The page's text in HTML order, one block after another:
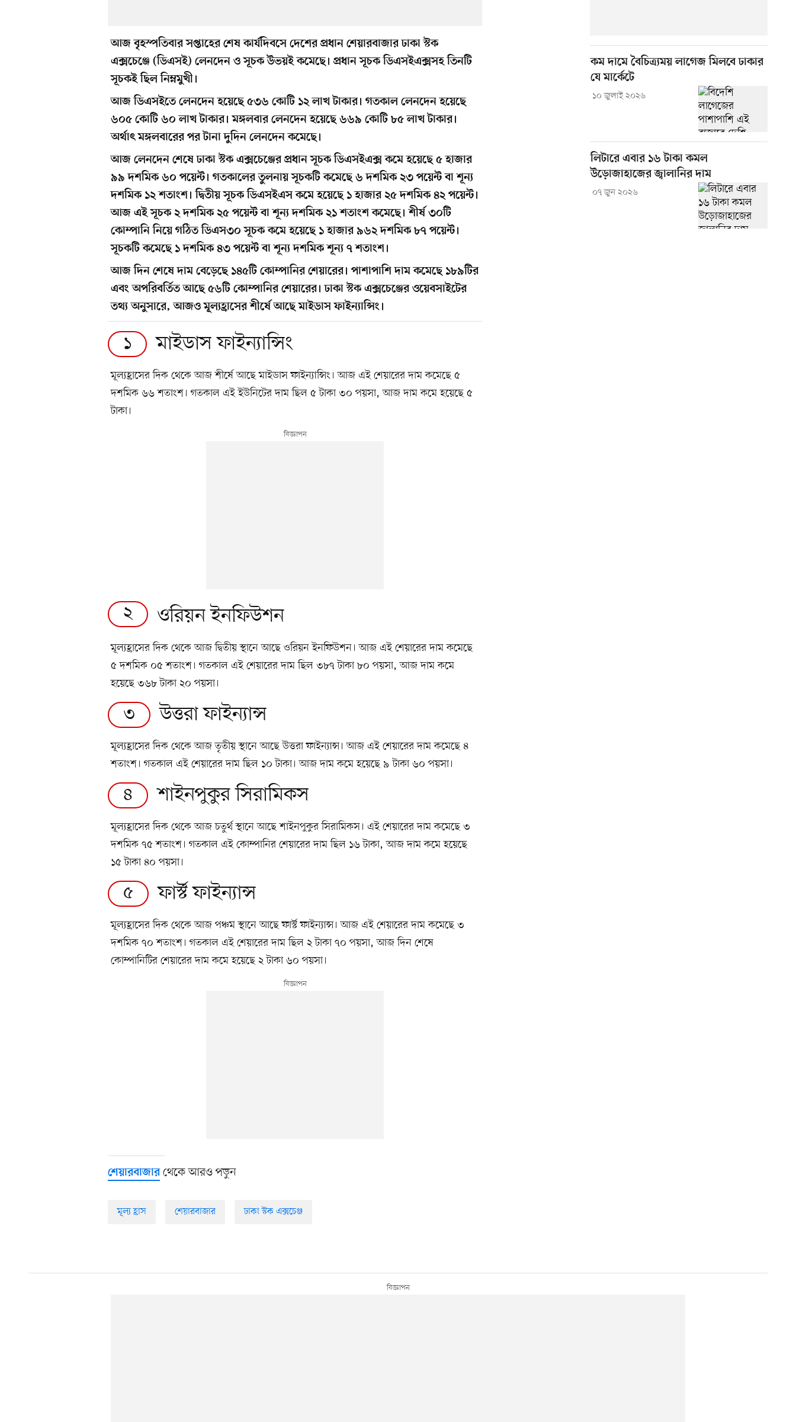
আজ বৃহস্পতিবার সপ্তাহের শেষ কার্যদিবসে দেশের প্রধান শেয়ারবাজার ঢাকা স্টক
এক্সচেঞ্জে (ডিএসই) লেনদেন ও সূচক উভয়ই কমেছে। প্রধান সূচক ডিএসইএক্সসহ তিনটি
সূচকই ছিল নিম্নমুখী।
আজ ডিএসইতে লেনদেন হয়েছে ৫৩৬ কোটি ১২ লাখ টাকার। গতকাল লেনদেন হয়েছে
৬০৫ কোটি ৬০ লাখ টাকার। মঙ্গলবার লেনদেন হয়েছে ৬৬৯ কোটি ৮৫ লাখ টাকার।
অর্থাৎ মঙ্গলবারের পর টানা দুদিন লেনদেন কমেছে।
আজ লেনদেন শেষে ঢাকা স্টক এক্সচেঞ্জের প্রধান সূচক ডিএসইএক্স কমে হয়েছে ৫ হাজার
৯৯ দশমিক ৬০ পয়েন্ট। গতকালের তুলনায় সূচকটি কমেছে ৬ দশমিক ২৩ পয়েন্ট বা শূন্য
দশমিক ১২ শতাংশ। দ্বিতীয় সূচক ডিএসইএস কমে হয়েছে ১ হাজার ২৫ দশমিক ৪২ পয়েন্ট।
আজ এই সূচক ২ দশমিক ২৫ পয়েন্ট বা শূন্য দশমিক ২১ শতাংশ কমেছে। শীর্ষ ৩০টি
কোম্পানি নিয়ে গঠিত ডিএস৩০ সূচক কমে হয়েছে ১ হাজার ৯৬২ দশমিক ৮৭ পয়েন্ট।
সূচকটি কমেছে ১ দশমিক ৪৩ পয়েন্ট বা শূন্য দশমিক শূন্য ৭ শতাংশ।
আজ দিন শেষে দাম বেড়েছে ১৪৫টি কোম্পানির শেয়ারের। পাশাপাশি দাম কমেছে ১৮৯টির
এবং অপরিবর্তিত আছে ৫৬টি কোম্পানির শেয়ারের। ঢাকা স্টক এক্সচেঞ্জের ওয়েবসাইটের
তথ্য অনুসারে, আজও মূল্যহ্রাসের শীর্ষে আছে মাইডাস ফাইন্যান্সিং।
১ মাইডাস ফাইন্যান্সিং
মূল্যহ্রাসের দিক থেকে আজ শীর্ষে আছে মাইডাস ফাইন্যান্সিং। আজ এই শেয়ারের দাম কমেছে ৫
দশমিক ৬৬ শতাংশ। গতকাল এই ইউনিটের দাম ছিল ৫ টাকা ৩০ পয়সা, আজ দাম কমে হয়েছে ৫
টাকা।
২ ওরিয়ন ইনফিউশন
মূল্যহ্রাসের দিক থেকে আজ দ্বিতীয় স্থানে আছে ওরিয়ন ইনফিউশন। আজ এই শেয়ারের দাম কমেছে
৫ দশমিক ০৫ শতাংশ। গতকাল এই শেয়ারের দাম ছিল ৩৮৭ টাকা ৮০ পয়সা, আজ দাম কমে
হয়েছে ৩৬৮ টাকা ২০ পয়সা।
৩ উত্তরা ফাইন্যান্স
মূল্যহ্রাসের দিক থেকে আজ তৃতীয় স্থানে আছে উত্তরা ফাইন্যান্স। আজ এই শেয়ারের দাম কমেছে ৪
শতাংশ। গতকাল এই শেয়ারের দাম ছিল ১০ টাকা। আজ দাম কমে হয়েছে ৯ টাকা ৬০ পয়সা।
৪ শাইনপুকুর সিরামিকস
মূল্যহ্রাসের দিক থেকে আজ চতুর্থ স্থানে আছে শাইনপুকুর সিরামিকস। এই শেয়ারের দাম কমেছে ৩
দশমিক ৭৫ শতাংশ। গতকাল এই কোম্পানির শেয়ারের দাম ছিল ১৬ টাকা, আজ দাম কমে হয়েছে
১৫ টাকা ৪০ পয়সা।
৫ ফার্স্ট ফাইন্যান্স
মূল্যহ্রাসের দিক থেকে আজ পঞ্চম স্থানে আছে ফার্স্ট ফাইন্যান্স। আজ এই শেয়ারের দাম কমেছে ৩
দশমিক ৭০ শতাংশ। গতকাল এই শেয়ারের দাম ছিল ২ টাকা ৭০ পয়সা, আজ দিন শেষে
কোম্পানিটির শেয়ারের দাম কমে হয়েছে ২ টাকা ৬০ পয়সা।
শেয়ারবাজারথেকে আরও পড়ুন
মূল্য হ্রাস শেয়ারবাজার ঢাকা স্টক এক্সচেঞ্জ
কম দামে বৈচিত্র্যময় লাগেজ মিলবে ঢাকার
যে মার্কেটে
১০ জুলাই ২০২৬
লিটারে এবার ১৬ টাকা কমল
উড়োজাহাজের জ্বালানির দাম
০৭ জুন ২০২৬